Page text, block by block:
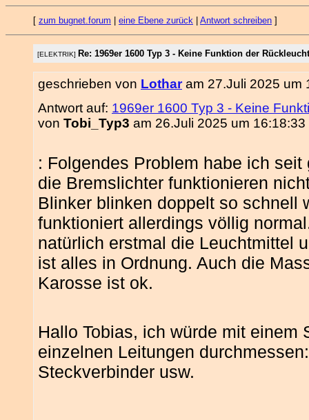
[ zum bugnet.forum eine Ebene zurück Antwort schreiben ]
[ELEKTRIK] Re: 1969er 1600 Typ 3 - Keine Funktion der
geschrieben von Lotharam 27.Juli 2025 um
Antwort auf: 1969er 1600 Typ 3 - Keine
von Tobi_Typ3 am 26.Juli 2025 um 16:18:33
: Folgendes Problem habe ich
die Bremslichter funktionieren
Blinker blinken doppelt so schnell
funktioniert allerdings völlig
natürlich erstmal die Leuchtmittel
ist alles in Ordnung. Auch die
Karosse ist ok.
Hallo Tobias, ich würde mit einem
einzelnen Leitungen
Steckverbinder usw.